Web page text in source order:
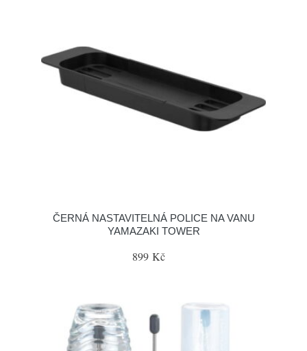
ČERNÁ NASTAVITELNÁ POLICE NA VANU
YAMAZAKI TOWER
899 Kč